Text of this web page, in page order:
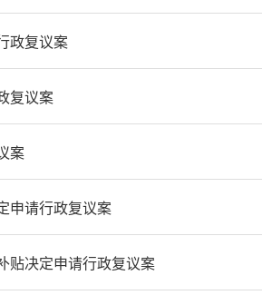
政复议案
复议案
案
申请行政复议案
贴决定申请行政复议案